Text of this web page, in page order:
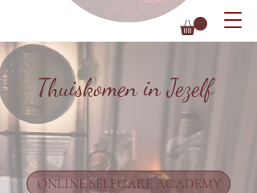
Thuiskomen in Jezelf
ONLINE SELFCARE ACADEMY